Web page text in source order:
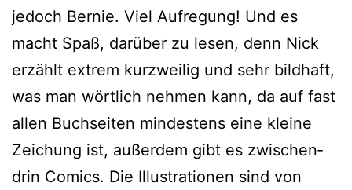
jedoch Bernie. Viel Aufregung! Und es
macht Spaß, dar­über zu lesen, denn Nick
erzählt extrem kurz­wei­lig und sehr bild­haft,
was man wört­lich neh­men kann, da auf fast
allen Buchseiten min­des­tens eine klei­ne
Zeichung ist, außer­dem gibt es zwi­schen­
drin Comics. Die Illustrationen sind von